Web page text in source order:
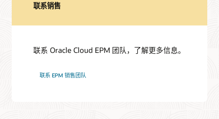
学习资源
Cloud EPM 培训
Cloud EPM 认证
Oracle Soar 迁移服务
查找合作伙伴
联系销售
联系 Oracle Cloud EPM 团队，了解更多信息。
联系 EPM 销售团队